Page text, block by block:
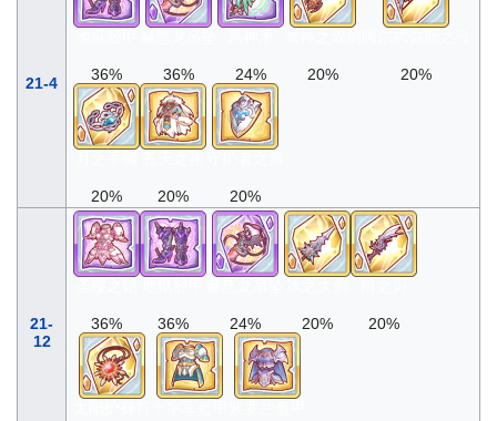
21-4 36% 36% 24% 20% 20%
20% 20% 20%
21-
12
36% 36% 24% 20% 20%